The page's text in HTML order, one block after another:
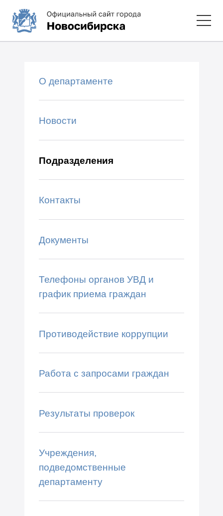
О департаменте
Новости
Подразделения
Контакты
Документы
Телефоны органов УВД и
график приема граждан
Противодействие коррупции
Работа с запросами граждан
Результаты проверок
Учреждения,
подведомственные
департаменту